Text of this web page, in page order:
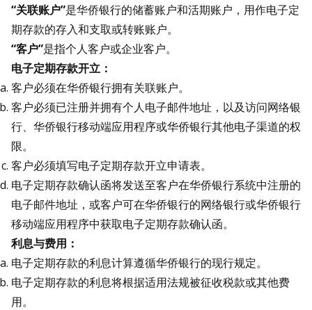
“关联账户”是华侨银行的储蓄账户和活期账户，用作电子定
期存款的存入和支取或转账账户。
“客户”是指个人客户或企业客户。
电子定期存款开立：
客户必须在华侨银行拥有关联账户。
客户必须已注册并拥有个人电子邮件地址，以及访问网络银
行、华侨银行移动端应用程序或华侨银行其他电子渠道的权
限。
客户必须填写电子定期存款开立申请表。
电子定期存款确认函将发送至客户在华侨银行系统中注册的
电子邮件地址，或客户可在华侨银行的网络银行或华侨银行
移动端应用程序中获取电子定期存款确认函。
利息与费用：
电子定期存款的利息计算遵循华侨银行的现行规定。
电子定期存款的利息将根据适用法规被征收税款或其他费
用。